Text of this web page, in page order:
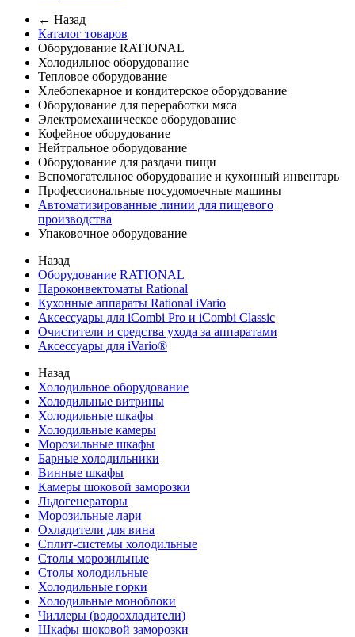
← Назад
Каталог товаров
Оборудование RATIONAL
Холодильное оборудование
Тепловое оборудование
Хлебопекарное и кондитерское оборудование
Оборудование для переработки мяса
Электромеханическое оборудование
Кофейное оборудование
Нейтральное оборудование
Оборудование для раздачи пищи
Вспомогательное оборудование и кухонный инвентарь
Профессиональные посудомоечные машины
Автоматизированные линии для пищевого
производства
Упаковочное оборудование
Назад
Оборудование RATIONAL
Пароконвектоматы Rational
Кухонные аппараты Rational iVario
Аксессуары для iCombi Pro и iCombi Classic
Очистители и средства ухода за аппаратами
Аксессуары для iVario®
Назад
Холодильное оборудование
Холодильные витрины
Холодильные шкафы
Холодильные камеры
Морозильные шкафы
Барные холодильники
Винные шкафы
Камеры шоковой заморозки
Льдогенераторы
Морозильные лари
Охладители для вина
Сплит-системы холодильные
Столы морозильные
Столы холодильные
Холодильные горки
Холодильные моноблоки
Чиллеры (водоохладители)
Шкафы шоковой заморозки